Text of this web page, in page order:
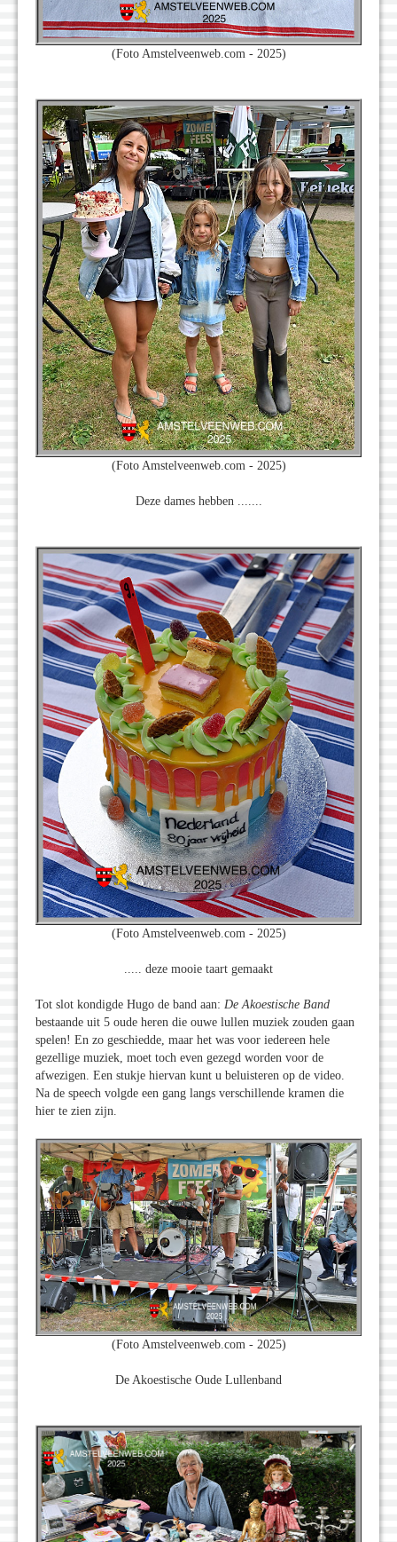
(Foto Amstelveenweb.com - 2025)
(Foto Amstelveenweb.com - 2025)
Deze dames hebben .......
(Foto Amstelveenweb.com - 2025)
..... deze mooie taart gemaakt
Tot slot kondigde Hugo de band aan: De Akoestische Band
bestaande uit 5 oude heren die ouwe lullen muziek zouden gaan
spelen! En zo geschiedde, maar het was voor iedereen hele
gezellige muziek, moet toch even gezegd worden voor de
afwezigen. Een stukje hiervan kunt u beluisteren op de video.
Na de speech volgde een gang langs verschillende kramen die
hier te zien zijn.
(Foto Amstelveenweb.com - 2025)
De Akoestische Oude Lullenband